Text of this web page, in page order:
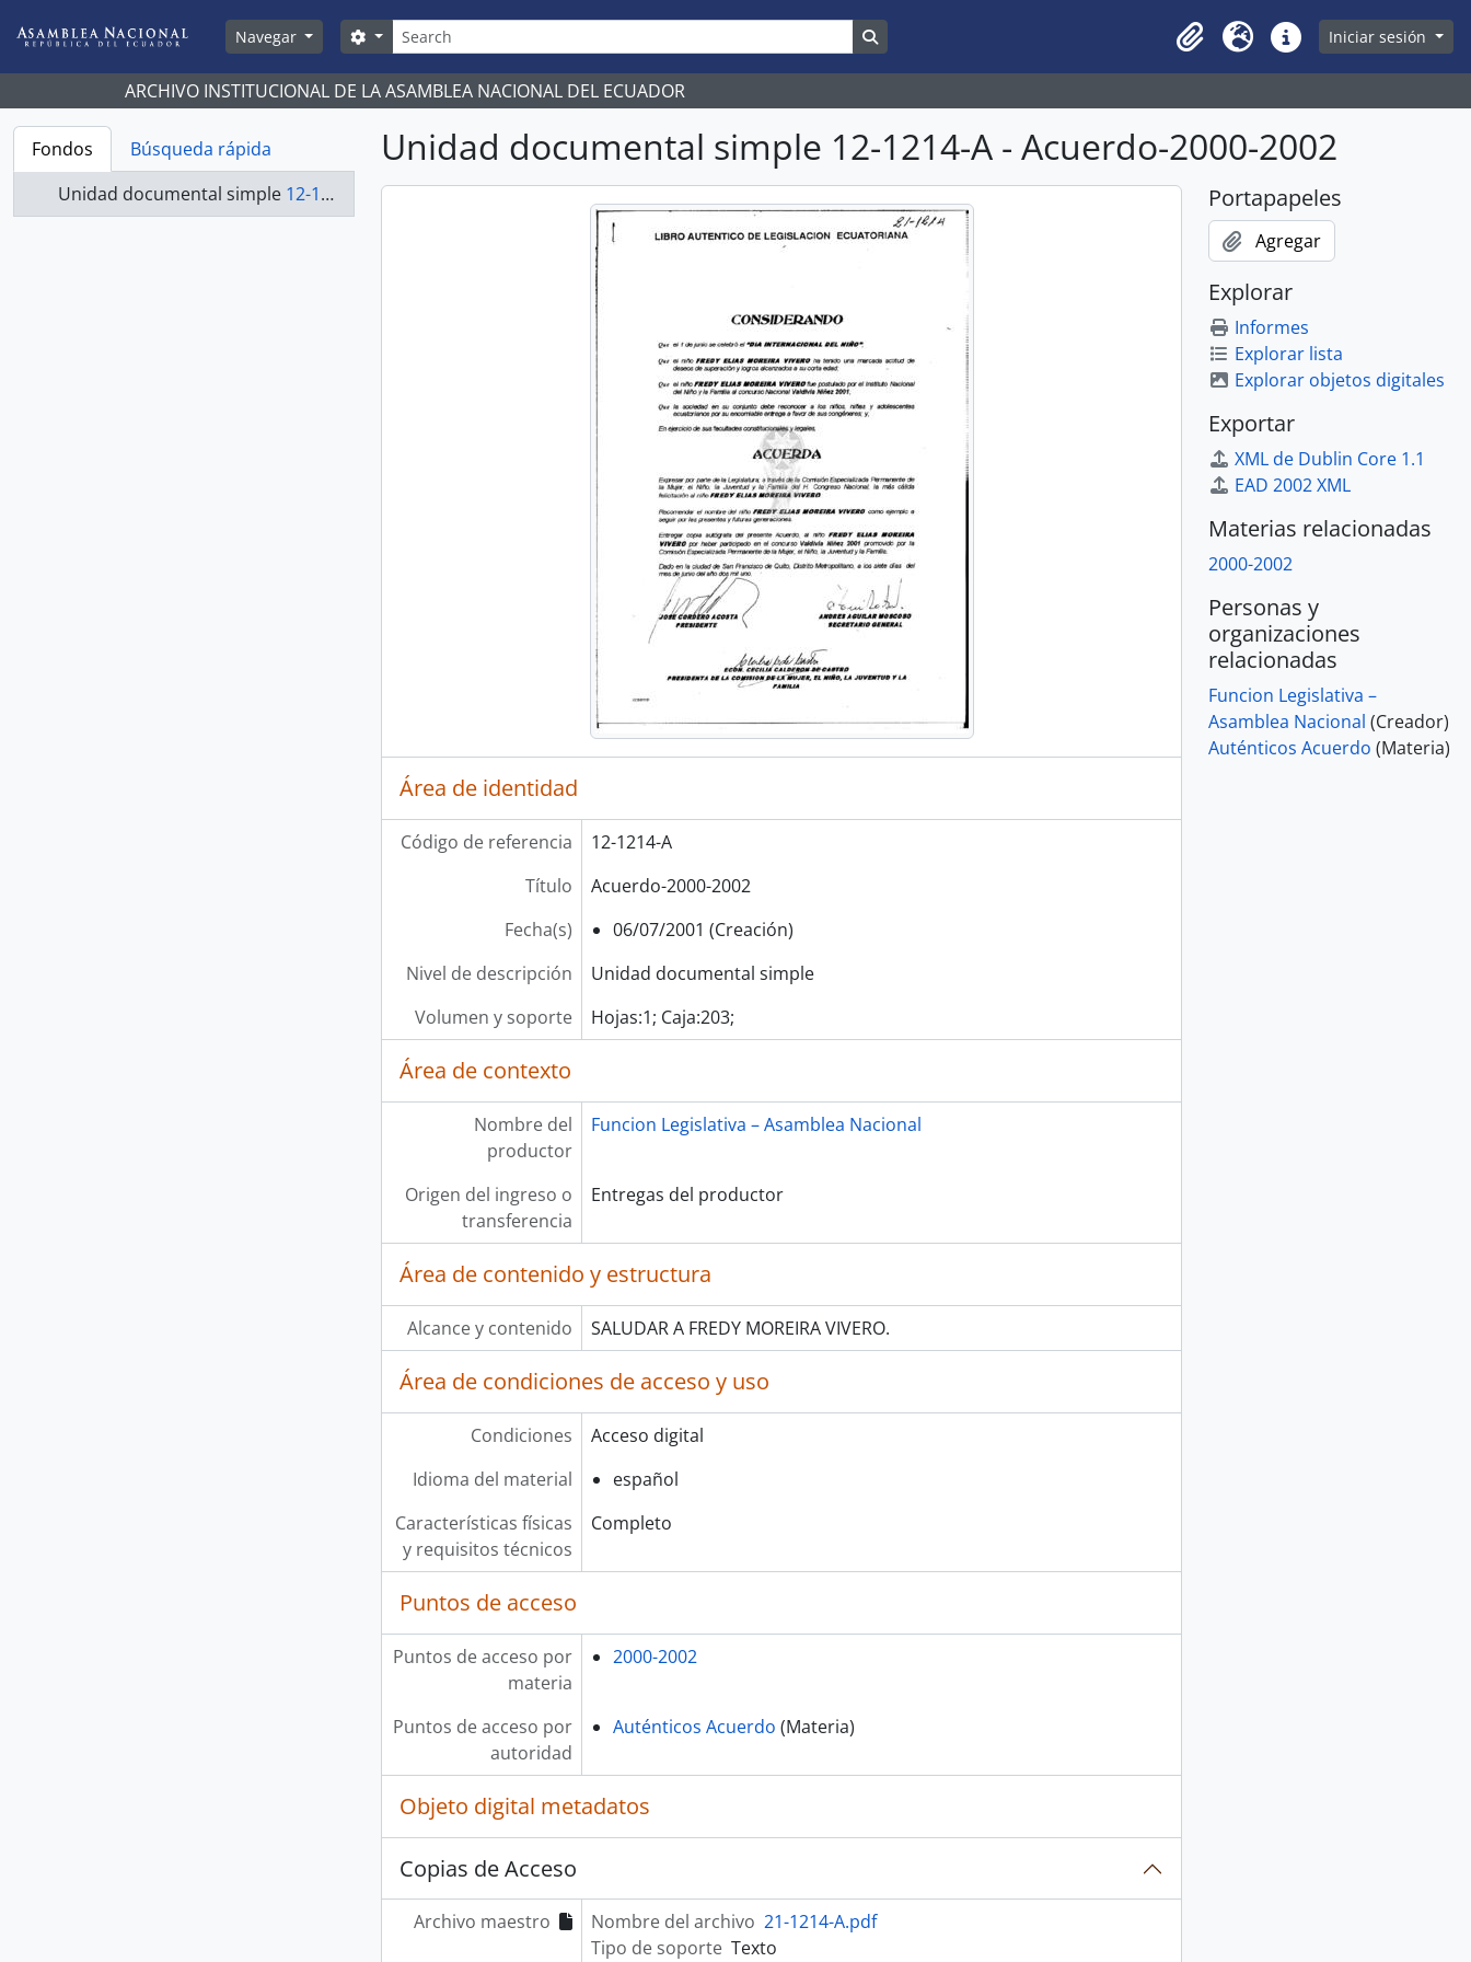
Navegar
Búsqueda
Search options
Clipboard
Idioma Enlaces rápidos
Iniciar sesión
ARCHIVO INSTITUCIONAL DE LA ASAMBLEA NACIONAL DEL ECUADOR
Fondos
Búsqueda rápida
Unidad documental simple 12-1214-A - Acuerdo-2000-2002
Unidad documental simple 12-1214-A - Acuerdo-2000-2002
Área de identidad
Código de referencia
12-1214-A
Título
Acuerdo-2000-2002
Fecha(s)
06/07/2001 (Creación)
Nivel de descripción
Unidad documental simple
Volumen y soporte
Hojas:1; Caja:203;
Área de contexto
Nombre del
productor
Funcion Legislativa – Asamblea Nacional
Origen del ingreso o
transferencia
Entregas del productor
Área de contenido y estructura
Alcance y contenido SALUDAR A FREDY MOREIRA VIVERO.
Área de condiciones de acceso y uso
Condiciones
Acceso digital
Idioma del material
español
Características físicas
y requisitos técnicos
Completo
Puntos de acceso
Puntos de acceso por
materia
2000-2002
Puntos de acceso por
autoridad
Auténticos Acuerdo (Materia)
Objeto digital metadatos
Copias de Acceso
Archivo maestro Nombre del archivo 21-1214-A.pdf
Tipo de soporte Texto
Portapapeles
Agregar
Explorar
Informes
Explorar lista
Explorar objetos digitales
Exportar
XML de Dublin Core 1.1
EAD 2002 XML
Materias relacionadas
2000-2002
Personas y
organizaciones
relacionadas
Funcion Legislativa –
Asamblea Nacional (Creador)
Auténticos Acuerdo (Materia)